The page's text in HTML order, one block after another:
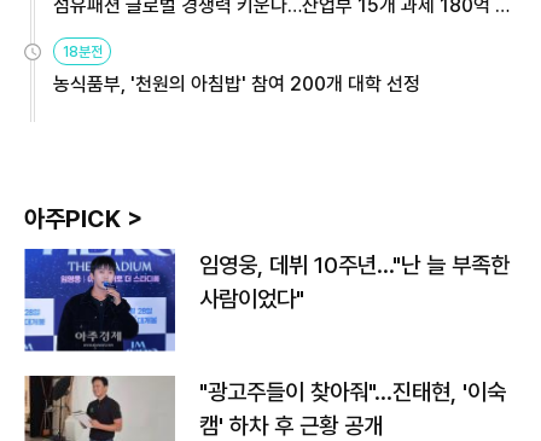
섬유패션 글로벌 경쟁력 키운다…산업부 15개 과제 180억 지
18분전
농식품부, '천원의 아침밥' 참여 200개 대학 선정
아주PICK >
임영웅, 데뷔 10주년…"난 늘 부족한
사람이었다"
"광고주들이 찾아줘"…진태현, '이숙
캠' 하차 후 근황 공개